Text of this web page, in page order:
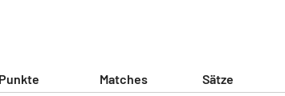
Punkte Matches Sätze